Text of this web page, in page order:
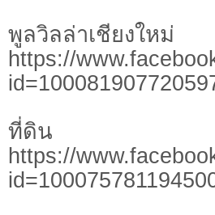
พูลวิลล่าเชียงใหม่
https://
ที่ดิน
https://